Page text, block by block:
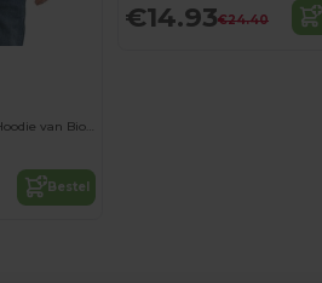
Eco Vriendelijke Kinder Hoodie van Biologisch Katoen
Bestel
€14.93€24.40